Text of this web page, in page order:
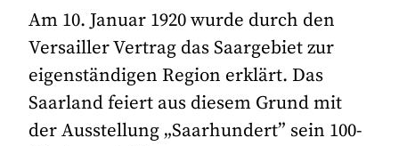
Am 10. Januar 1920 wurde durch den
Versailler Vertrag das Saargebiet zur
eigenständigen Region erklärt. Das
Saarland feiert aus diesem Grund mit
der Ausstellung „Saarhundert” sein 100-